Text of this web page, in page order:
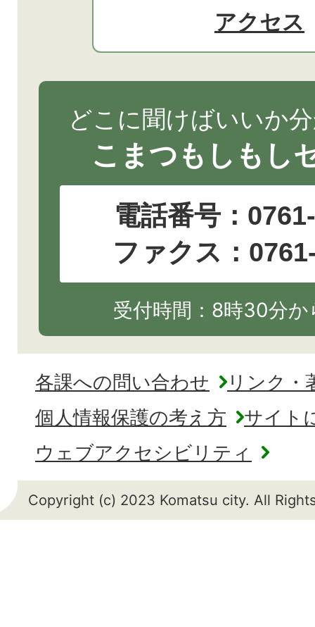
アクセス
どこに聞けばいいか
こまつもしもし
電話番号：
ファクス：
受付時間：8時30分
各課への問い合わせ
リンク・
個人情報保護の考え方
サイト
ウェブアクセシビリティ
Copyright (c) 2023 Komatsu city. All